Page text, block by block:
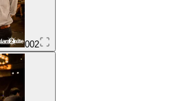
002